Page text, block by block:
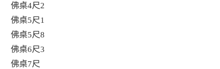
佛桌4尺2
佛桌5尺1
佛桌5尺8
佛桌6尺3
佛桌7尺